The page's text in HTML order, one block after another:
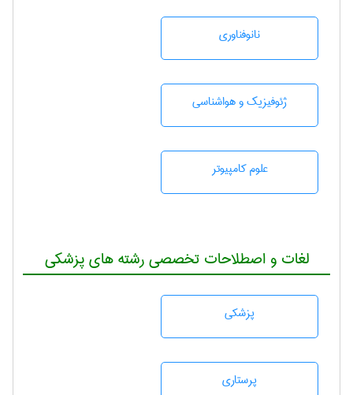
نانوفناوری
ژئوفيزيك و هواشناسی
علوم کامپیوتر
لغات و اصطلاحات تخصصی رشته های پزشکی
پزشكی
پرستاری